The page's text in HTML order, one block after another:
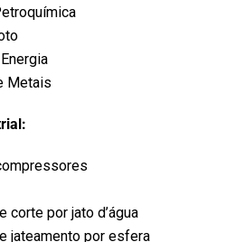
Metais
corte por jato d’água
jateamento por esfera